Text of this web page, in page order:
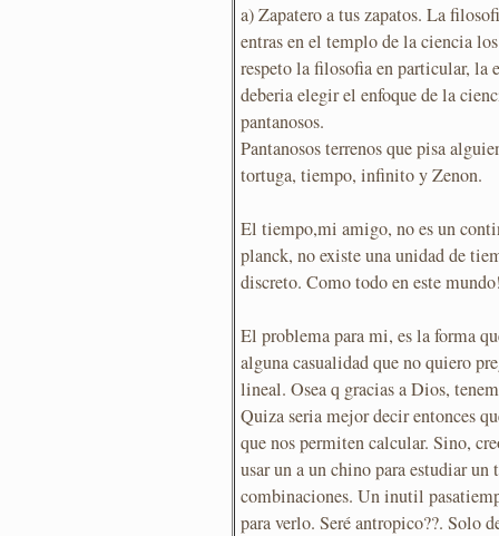
a) Zapatero a tus zapatos. La
entras en el templo de la ciencia
respeto la filosofia en particular, la
deberia elegir el enfoque de la
pantanosos.
Pantanosos terrenos que pisa
tortuga, tiempo, infinito y Zenon.
El tiempo,mi amigo, no es un
planck, no existe una unidad de
discreto. Como todo en este
El problema para mi, es la forma
alguna casualidad que no quiero
lineal. Osea q gracias a Dios,
Quiza seria mejor decir entonces
que nos permiten calcular. Sino,
usar un a un chino para estudiar
combinaciones. Un inutil
para verlo. Seré antropico??. Solo